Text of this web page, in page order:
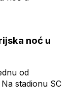
noć u
od
stadionu SC